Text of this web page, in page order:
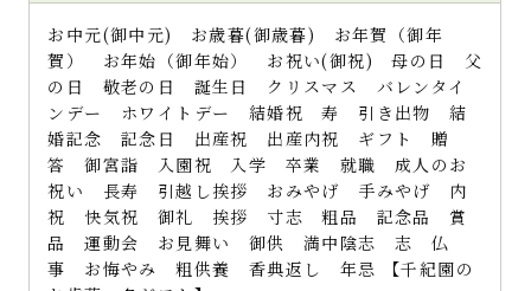
お中元(御中元) お歳暮(御歳暮) お年賀（御年
賀） お年始（御年始） お祝い(御祝) 母の日 父
の日 敬老の日 誕生日 クリスマス バレンタイ
ンデー ホワイトデー 結婚祝 寿 引き出物 結
婚記念 記念日 出産祝 出産内祝 ギフト 贈
答 御宮詣 入園祝 入学 卒業 就職 成人のお
祝い 長寿 引越し挨拶 おみやげ 手みやげ 内
祝 快気祝 御礼 挨拶 寸志 粗品 記念品 賞
品 運動会 お見舞い 御供 満中陰志 志 仏
事 お悔やみ 粗供養 香典返し 年忌 【千紀園の